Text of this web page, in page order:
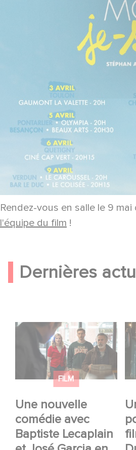
Rendez-vous en salle le 9
l'équipe du film !
Dernières
FILM
Une nouvelle
comédie avec
Baptiste Lecaplain
Une nouvelle comédie
avec Baptiste
Lecaplain et José
Garcia en 2027 !